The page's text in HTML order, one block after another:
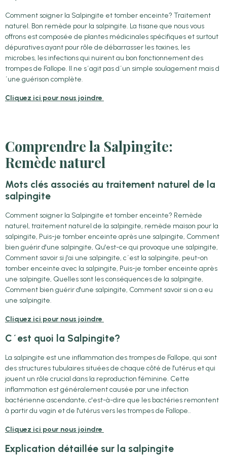
Comment soigner la Salpingite et tomber enceinte? Traitement
naturel. Bon remède pour la salpingite. La tisane que nous vous
offrons est composée de plantes médicinales spécifiques et surtout
dépuratives ayant pour rôle de débarrasser les toxines, les
microbes, les infections qui nuirent au bon fonctionnement des
trompes de Fallope. Il ne s´agit pas d´un simple soulagement mais d
´une guérison complète.
Cliquez ici pour nous joindre
Comprendre la Salpingite:
Remède naturel
Mots clés associés au traitement naturel de la
salpingite
Comment soigner la Salpingite et tomber enceinte? Remède
naturel, traitement naturel de la salpingite, remède maison pour la
salpingite, Puis-je tomber enceinte après une salpingite, Comment
bien guérir d'une salpingite, Qu'est-ce qui provoque une salpingite,
Comment savoir si j'ai une salpingite, c´est la salpingite, peut-on
tomber enceinte avec la salpingite, Puis-je tomber enceinte après
une salpingite, Quelles sont les conséquences de la salpingite,
Comment bien guérir d'une salpingite, Comment savoir si on a eu
une salpingite.
Cliquez ici pour nous joindre
C´est quoi la Salpingite?
La salpingite est une inflammation des trompes de Fallope, qui sont
des structures tubulaires situées de chaque côté de l'utérus et qui
jouent un rôle crucial dans la reproduction féminine. Cette
inflammation est généralement causée par une infection
bactérienne ascendante, c'est-à-dire que les bactéries remontent
à partir du vagin et de l'utérus vers les trompes de Fallope..
Cliquez ici pour nous joindre
Explication détaillée sur la salpingite